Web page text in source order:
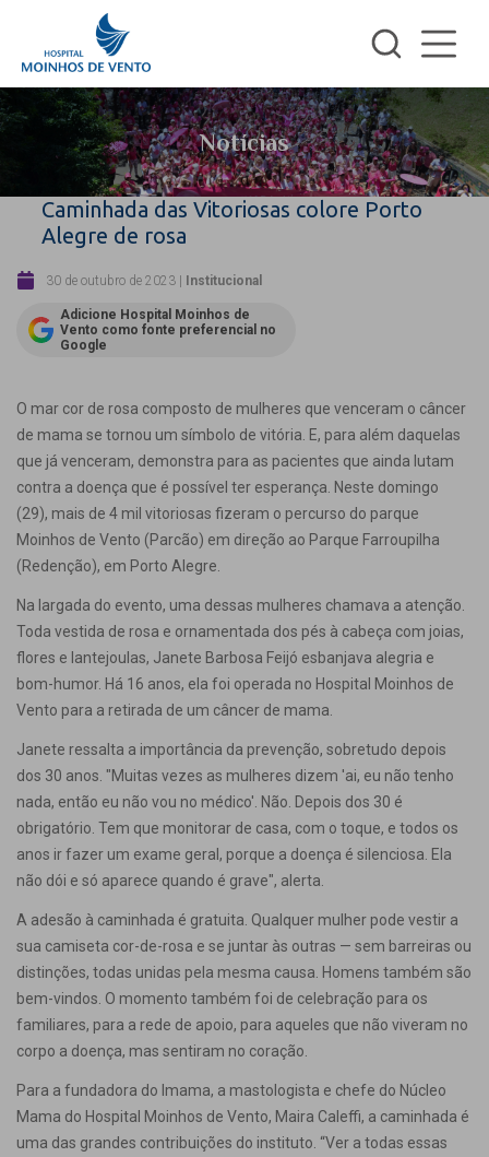
Notícias
Caminhada das Vitoriosas colore Porto
Alegre de rosa
30 de outubro de 2023 | Institucional
Adicione Hospital Moinhos de
Vento como fonte preferencial no
Google
O mar cor de rosa composto de mulheres que venceram o câncer
de mama se tornou um símbolo de vitória. E, para além daquelas
que já venceram, demonstra para as pacientes que ainda lutam
contra a doença que é possível ter esperança. Neste domingo
(29), mais de 4 mil vitoriosas fizeram o percurso do parque
Moinhos de Vento (Parcão) em direção ao Parque Farroupilha
(Redenção), em Porto Alegre.
Na largada do evento, uma dessas mulheres chamava a atenção.
Toda vestida de rosa e ornamentada dos pés à cabeça com joias,
flores e lantejoulas, Janete Barbosa Feijó esbanjava alegria e
bom-humor. Há 16 anos, ela foi operada no Hospital Moinhos de
Vento para a retirada de um câncer de mama.
Janete ressalta a importância da prevenção, sobretudo depois
dos 30 anos. "Muitas vezes as mulheres dizem 'ai, eu não tenho
nada, então eu não vou no médico'. Não. Depois dos 30 é
obrigatório. Tem que monitorar de casa, com o toque, e todos os
anos ir fazer um exame geral, porque a doença é silenciosa. Ela
não dói e só aparece quando é grave", alerta.
A adesão à caminhada é gratuita. Qualquer mulher pode vestir a
sua camiseta cor-de-rosa e se juntar às outras — sem barreiras ou
distinções, todas unidas pela mesma causa. Homens também são
bem-vindos. O momento também foi de celebração para os
familiares, para a rede de apoio, para aqueles que não viveram no
corpo a doença, mas sentiram no coração.
Para a fundadora do Imama, a mastologista e chefe do Núcleo
Mama do Hospital Moinhos de Vento, Maira Caleffi, a caminhada é
uma das grandes contribuições do instituto. “Ver a todas essas